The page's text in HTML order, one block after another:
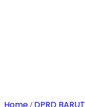
Home / DPRD BARUT